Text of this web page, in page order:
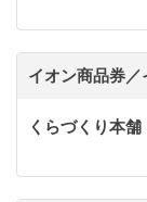
イオン商品券
くらづくり本舗